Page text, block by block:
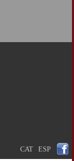
CAT ESP